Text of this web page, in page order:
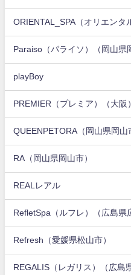
ORIENTAL_SPA（オリエンタ
Paraiso（パライソ）（岡山県
playBoy
PREMIER（プレミア）（大阪
QUEENPETORA（岡山県岡山
RA（岡山県岡山市）
REALレアル
RefletSpa（ルフレ）（広島県
Refresh（愛媛県松山市）
REGALIS（レガリス）（広島